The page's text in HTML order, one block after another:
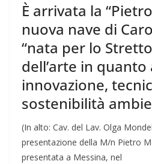
È arrivata la
nuova nave di
“nata per lo
dell’arte in quanto
innovazione,
sostenibilità
(In alto: Cav. del Lav. Olga
presentazione della M/n Pietro
presentata a Messina, nel